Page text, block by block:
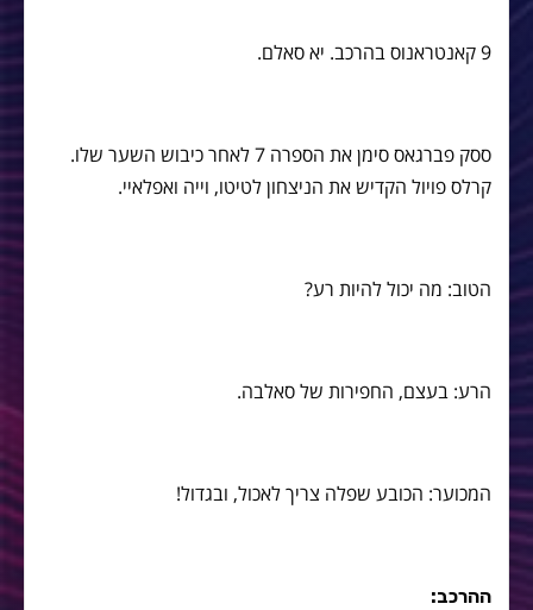
9 קאנטראנוס בהרכב. יא סאלם.
ססק פברגאס סימן את הספרה 7 לאחר כיבוש השער שלו.
קרלס פויול הקדיש את הניצחון לטיטו, וייה ואפלאיי.
הטוב: מה יכול להיות רע?
הרע: בעצם, החפירות של סאלבה.
המכוער: הכובע שפלה צריך לאכול, ובגדול!
ההרכב: